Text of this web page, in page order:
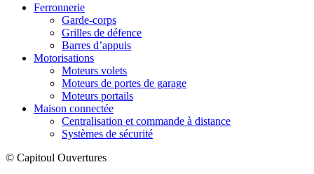
Ferronnerie
Garde-corps
Grilles de défence
Barres d’appuis
Motorisations
Moteurs volets
Moteurs de portes de garage
Moteurs portails
Maison connectée
Centralisation et commande à distance
Systèmes de sécurité
© Capitoul Ouvertures